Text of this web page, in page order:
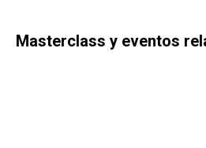
Masterclass y eventos